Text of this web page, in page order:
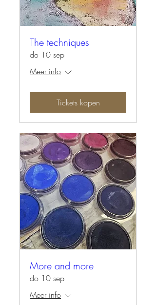
The techniques
do 10 sep
Meer info
Tickets kopen
More and more
do 10 sep
Meer info